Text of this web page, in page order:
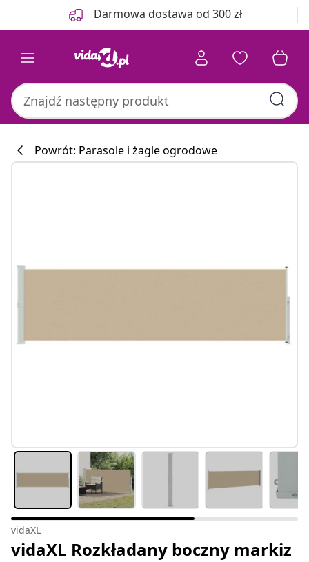
Darmowa dostawa od 300 zł
Powrót: Parasole i żagle ogrodowe
vidaXL
vidaXL Rozkładany boczny markiz